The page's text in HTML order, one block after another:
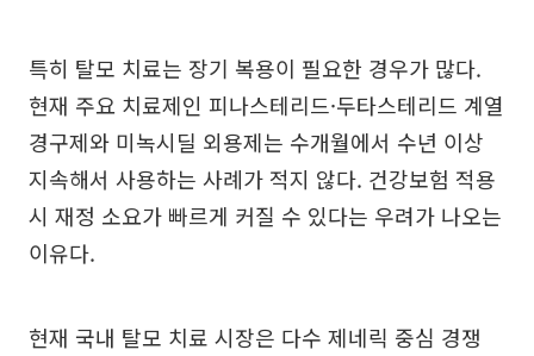
특히 탈모 치료는 장기 복용이 필요한 경우가 많다.
현재 주요 치료제인 피나스테리드·두타스테리드 계열
경구제와 미녹시딜 외용제는 수개월에서 수년 이상
지속해서 사용하는 사례가 적지 않다. 건강보험 적용
시 재정 소요가 빠르게 커질 수 있다는 우려가 나오는
이유다.
현재 국내 탈모 치료 시장은 다수 제네릭 중심 경쟁